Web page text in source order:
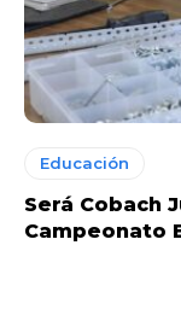
Educación
Será Cobach
Campeonato